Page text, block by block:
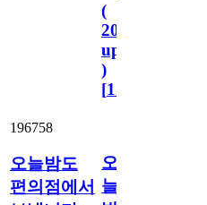
(
2023.11.1
update
)
[110
196758
오늘밤도
편의점에서
오
늘